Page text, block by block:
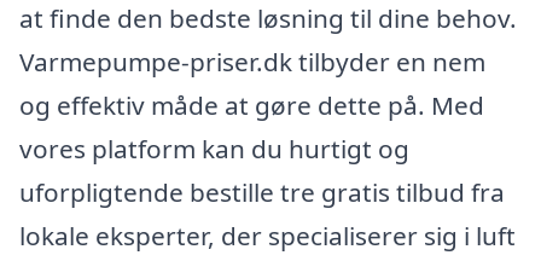
at finde den bedste løsning til dine behov.
Varmepumpe-priser.dk tilbyder en nem
og effektiv måde at gøre dette på. Med
vores platform kan du hurtigt og
uforpligtende bestille tre gratis tilbud fra
lokale eksperter, der specialiserer sig i luft